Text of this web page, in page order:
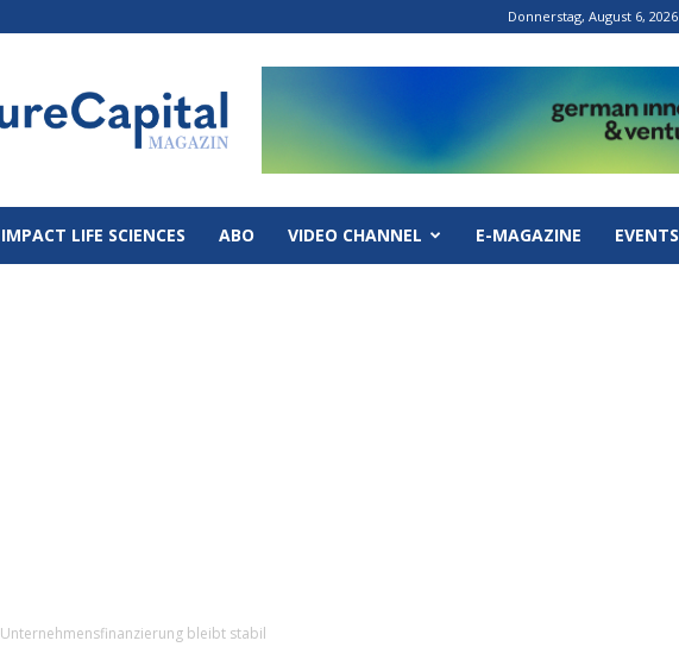
Donnerstag, August 6, 2026
IMPACT LIFE SCIENCES ABO VIDEO CHANNEL E-MAGAZINE EVENTS
Unternehmensfinanzierung bleibt stabil